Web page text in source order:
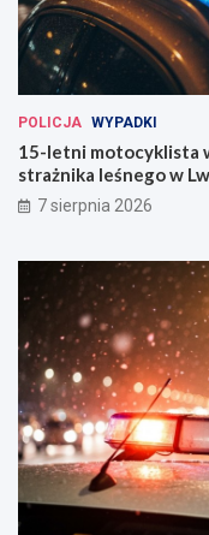
POLICJA WYPADKI
15-letni motocyklista
strażnika leśnego w
7 sierpnia 2026